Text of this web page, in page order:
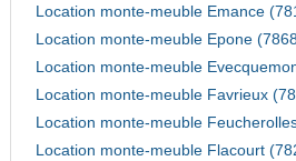
Location monte-meuble Emance
Location monte-meuble Epone
Location monte-meuble
Location monte-meuble Favrieux
Location monte-meuble
Location monte-meuble Flacourt